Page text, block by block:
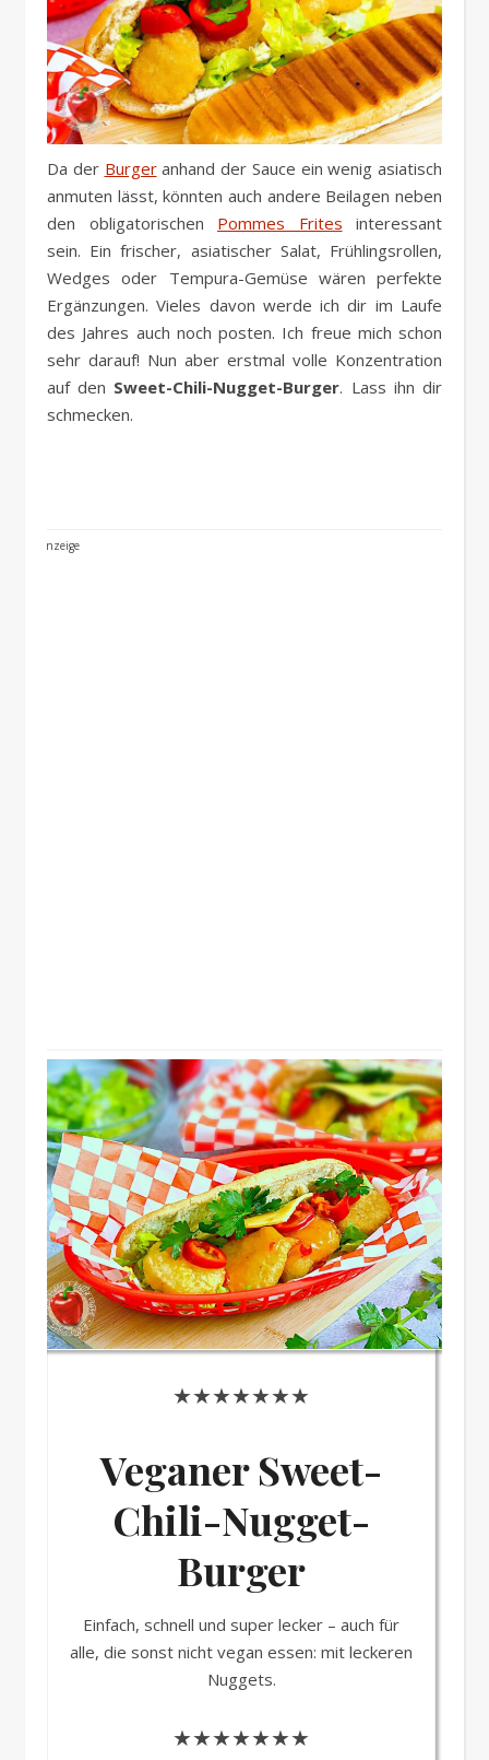
Da der Burgeranhand der Sauce ein wenig asiatisch
anmuten lässt, könnten auch andere Beilagen neben
den obligatorischen Pommes Frites interessant
sein. Ein frischer, asiatischer Salat, Frühlingsrollen,
Wedges oder Tempura-Gemüse wären perfekte
Ergänzungen. Vieles davon werde ich dir im Laufe
des Jahres auch noch posten. Ich freue mich schon
sehr darauf! Nun aber erstmal volle Konzentration
auf den Sweet-Chili-Nugget-Burger. Lass ihn dir
schmecken.
★★★★★★★
Veganer Sweet-
Chili-Nugget-
Burger
Einfach, schnell und super lecker – auch für
alle, die sonst nicht vegan essen: mit leckeren
Nuggets.
★★★★★★★